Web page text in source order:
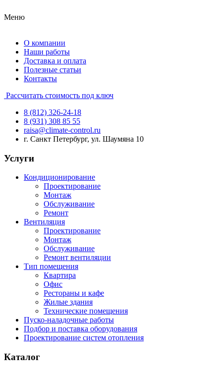
Меню
О компании
Наши работы
Доставка и оплата
Полезные статьи
Контакты
Рассчитать стоимость под ключ
8 (812) 326-24-18
8 (931) 308 85 55
raisa@climate-control.ru
г. Санкт Петербург, ул. Шаумяна 10
Услуги
Кондиционирование
Проектирование
Монтаж
Обслуживание
Ремонт
Вентиляция
Проектирование
Монтаж
Обслуживание
Ремонт вентиляции
Тип помещения
Квартира
Офис
Рестораны и кафе
Жилые здания
Технические помещения
Пуско-наладочные работы
Подбор и поставка оборудования
Проектирование систем отопления
Каталог